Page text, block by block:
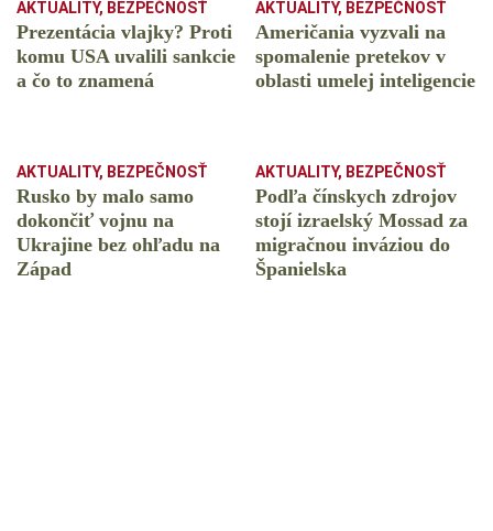
AKTUALITY, BEZPEČNOSŤ
Prezentácia vlajky? Proti
komu USA uvalili sankcie
a čo to znamená
AKTUALITY, BEZPEČNOSŤ
Američania vyzvali na
spomalenie pretekov v
oblasti umelej inteligencie
AKTUALITY, BEZPEČNOSŤ
Rusko by malo samo
dokončiť vojnu na
Ukrajine bez ohľadu na
Západ
AKTUALITY, BEZPEČNOSŤ
Podľa čínskych zdrojov
stojí izraelský Mossad za
migračnou inváziou do
Španielska